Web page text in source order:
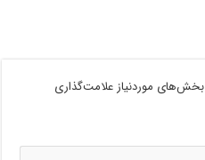
بخش‌های موردنیاز علامت‌گذاری